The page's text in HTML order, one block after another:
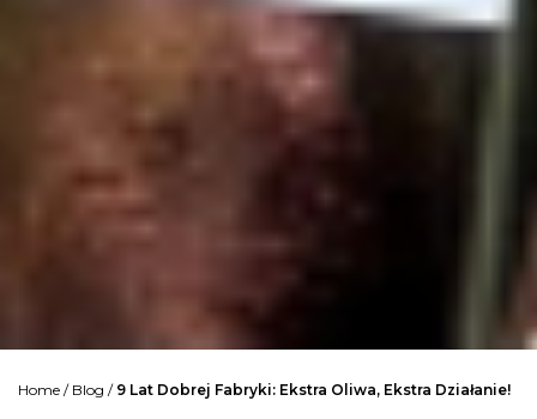
Home / Blog / 9 Lat Dobrej Fabryki: Ekstra Oliwa, Ekstra Działanie!